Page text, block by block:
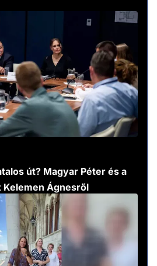
út? Magyar Péter és a
Ágnesről